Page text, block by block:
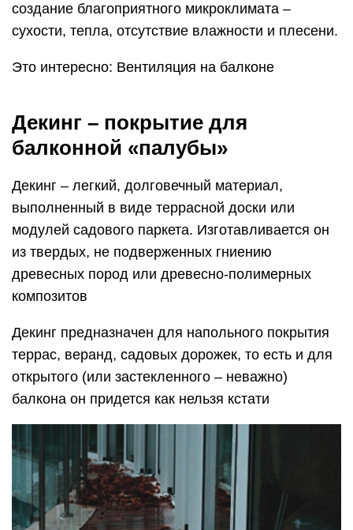
создание благоприятного микроклимата –
сухости, тепла, отсутствие влажности и плесени.
Это интересно: Вентиляция на балконе
Декинг – покрытие для
балконной «палубы»
Декинг – легкий, долговечный материал,
выполненный в виде террасной доски или
модулей садового паркета. Изготавливается он
из твердых, не подверженных гниению
древесных пород или древесно-полимерных
композитов
Декинг предназначен для напольного покрытия
террас, веранд, садовых дорожек, то есть и для
открытого (или застекленного – неважно)
балкона он придется как нельзя кстати